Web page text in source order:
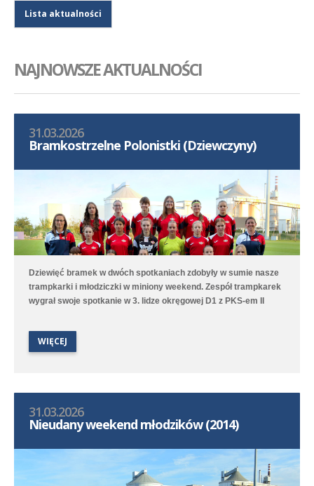
Lista aktualności
NAJNOWSZE AKTUALNOŚCI
31.03.2026
Bramkostrzelne Polonistki (Dziewczyny)
Dziewięć bramek w dwóch spotkaniach zdobyły w sumie nasze
trampkarki i młodziczki w miniony weekend. Zespół trampkarek
wygrał swoje spotkanie w 3. lidze okręgowej D1 z PKS-em II
(3:3) z Kotwicą Kórnik. Spotkanie długo było wyrównane, ale
końcówka należała do chłopców z Kórnika. Gole dla Polonii
WIĘCEJ
31.03.2026
Nieudany weekend młodzików (2014)